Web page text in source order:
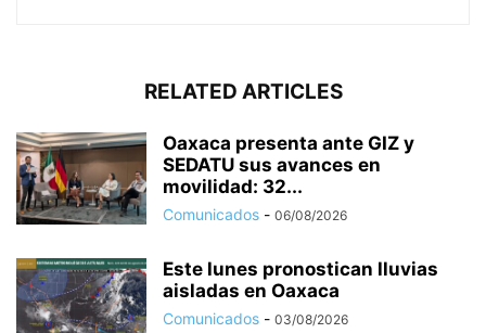
RELATED ARTICLES
Oaxaca presenta ante GIZ y
SEDATU sus avances en
movilidad: 32...
Comunicados - 06/08/2026
Este lunes pronostican lluvias
aisladas en Oaxaca
Comunicados - 03/08/2026